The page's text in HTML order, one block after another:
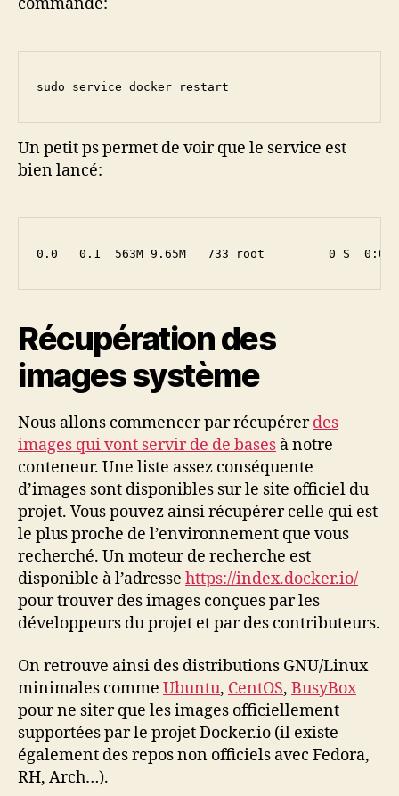
sudo service docker restart
Un petit ps permet de voir que le service est
bien lancé:
0.0   0.1  563M 9.65M   733 root         0 S
Récupération des
images système
Nous allons commencer par récupérerdes
images qui vont servir de de bases à notre
conteneur. Une liste assez conséquente
d’images sont disponibles sur le site officiel du
projet. Vous pouvez ainsi récupérer celle qui est
le plus proche de l’environnement que vous
recherché. Un moteur de recherche est
disponible à l’adresse https://index.docker.io/
pour trouver des images conçues par les
développeurs du projet et par des contributeurs.
On retrouve ainsi des distributions GNU/Linux
minimales comme Ubuntu, CentOS, BusyBox
pour ne siter que les images officiellement
supportées par le projet Docker.io (il existe
également des repos non officiels avec Fedora,
RH, Arch…).